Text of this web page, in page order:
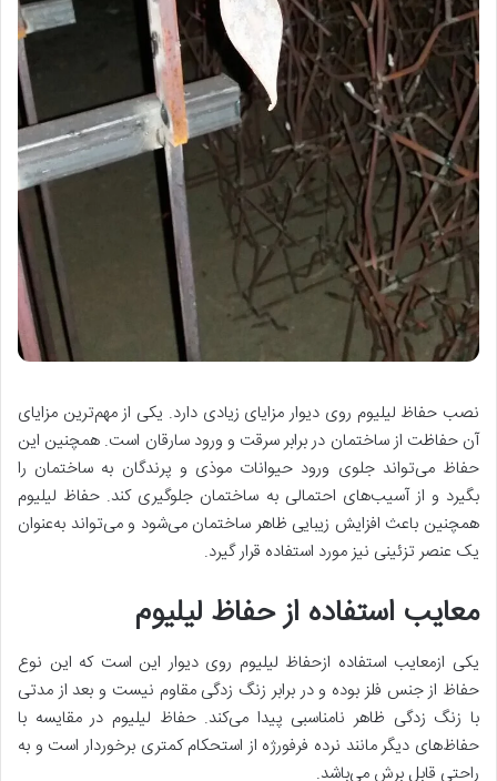
نصب حفاظ لیلیوم روی دیوار مزایای زیادی دارد. یکی از مهم‌ترین مزایای
آن حفاظت از ساختمان در برابر سرقت و ورود سارقان است. همچنین این
حفاظ می‌تواند جلوی ورود حیوانات موذی و پرندگان به ساختمان را
بگیرد و از آسیب‌های احتمالی به ساختمان جلوگیری کند. حفاظ لیلیوم
همچنین باعث افزایش زیبایی ظاهر ساختمان می‌شود و می‌تواند به‌عنوان
یک عنصر تزئینی نیز مورد استفاده قرار گیرد.
معایب استفاده از حفاظ لیلیوم
یکی ازمعایب استفاده ازحفاظ لیلیوم روی دیوار این است که این نوع
حفاظ از جنس فلز بوده و در برابر زنگ زدگی مقاوم نیست و بعد از مدتی
با زنگ زدگی ظاهر نامناسبی پیدا می‌کند. حفاظ لیلیوم در مقایسه با
حفاظ‌های دیگر مانند نرده فرفورژه از استحکام کمتری برخوردار است و به
راحتی قابل برش می‌باشد.